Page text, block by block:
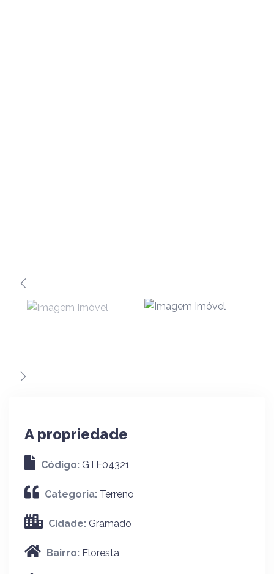
A propriedade
Código: GTE04321
Categoria: Terreno
Cidade: Gramado
Bairro: Floresta